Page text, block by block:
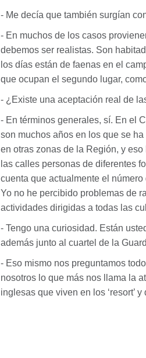
- Me decía que también surgían
- En muchos de los casos
debemos ser realistas. Son
los días están de faenas en el
que ocupan el segundo lugar,
- ¿Existe una aceptación real de
- En términos generales, sí. En el
son muchos años en los que se
en otras zonas de la Región, y
las calles personas de diferentes
cuenta que actualmente el
Yo no he percibido problemas de
actividades dirigidas a todas las
- Tengo una curiosidad. Están
además junto al cuartel de la
- Eso mismo nos preguntamos
nosotros lo que más nos llama la
inglesas que viven en los ‘resort’